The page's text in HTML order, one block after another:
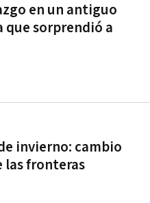
en un antiguo
que sorprendió a
invierno: cambio
las fronteras